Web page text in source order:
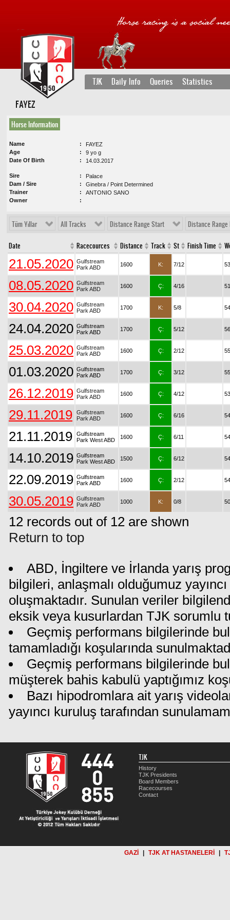
TJK Daily Info Queries Statistics
FAYEZ
Horse Information
Name
FAYEZ
Age
9 yo g
Date Of Birth
14.03.2017
Sire
Palace
Dam / Sire
Ginebra / Point Determined
Trainer
ANTONIO SANO
Owner
Tüm Yıllar All Tracks Distance Range Start Distance Range
Date Racecources Distance Track St Finish Time
21.05.2020 Gulfstream
Park ABD
1600 K: 7/12
08.05.2020 Gulfstream
Park ABD
1600 Ç: 4/16 51
30.04.2020 Gulfstream
Park ABD
1700 K: 5/8 54
24.04.2020 Gulfstream
Park ABD
1700 Ç: 5/12 56
25.03.2020 Gulfstream
Park ABD
1600 Ç: 2/12
01.03.2020 Gulfstream
Park ABD
1700 Ç: 3/12
26.12.2019 Gulfstream
Park ABD
1600 Ç: 4/12
29.11.2019
Gulfstream
Park ABD
1600 Ç: 6/16
21.11.2019
Gulfstream
Park West ABD
1600 Ç: 6/11 54
14.10.2019 Gulfstream
Park West ABD
1500 Ç: 6/12 54
22.09.2019 Gulfstream
Park ABD
1600 Ç: 2/12 54
30.05.2019 Gulfstream
Park ABD
1000 K: 0/8
12 records out of 12 are shown
Return to top
ABD, İngiltere ve İrlanda yarış
bilgileri, anlaşmalı olduğumuz
oluşmaktadır. Sunulan veriler
eksik veya kusurlardan TJK sorumlu
Geçmiş performans bilgilerinde
tamamladığı koşularında
Geçmiş performans bilgilerinde
müşterek bahis kabulü yaptığımız
Bazı hipodromlara ait yarış
yayıncı kuruluş tarafından
TJK
History
TJK Presidents
Board Members
Racecourses
Contact
GAZİ TJK AT HASTANELERİ